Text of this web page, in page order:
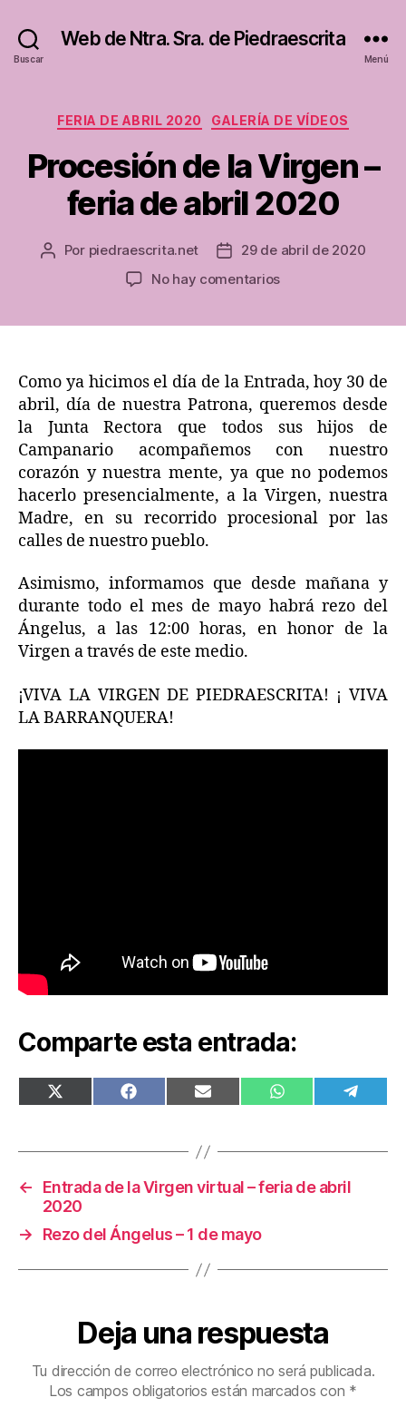
Buscar
Web de Ntra. Sra. de Piedraescrita
Menú
Categorías
FERIA DE ABRIL 2020 GALERÍA DE VÍDEOS
Procesión de la Virgen –
feria de abril 2020
Autor
Por piedraescrita.net
Fecha29 de abril de 2020
No hay comentariosen
–
feria
abril
2020
Como ya hicimos el día de la Entrada, hoy 30 de
abril, día de nuestra Patrona, queremos desde
la Junta Rectora que todos sus hijos de
Campanario acompañemos con nuestro
corazón y nuestra mente, ya que no podemos
hacerlo presencialmente, a la Virgen, nuestra
Madre, en su recorrido procesional por las
calles de nuestro pueblo.
Asimismo, informamos que desde mañana y
durante todo el mes de mayo habrá rezo del
Ángelus, a las 12:00 horas, en honor de la
Virgen a través de este medio.
¡VIVA LA VIRGEN DE PIEDRAESCRITA! ¡ VIVA
LA BARRANQUERA!
Comparte esta entrada:
COMPARTIR
EN
COMPARTIR
EN
COMPARTIR
EN
COMPARTIR
EN EN
←
Entrada de la Virgen virtual – feria de abril
2020
→
Rezo del Ángelus – 1 de mayo
Deja una respuesta
Tu dirección de correo electrónico no será publicada.
Los campos obligatorios están marcados con *